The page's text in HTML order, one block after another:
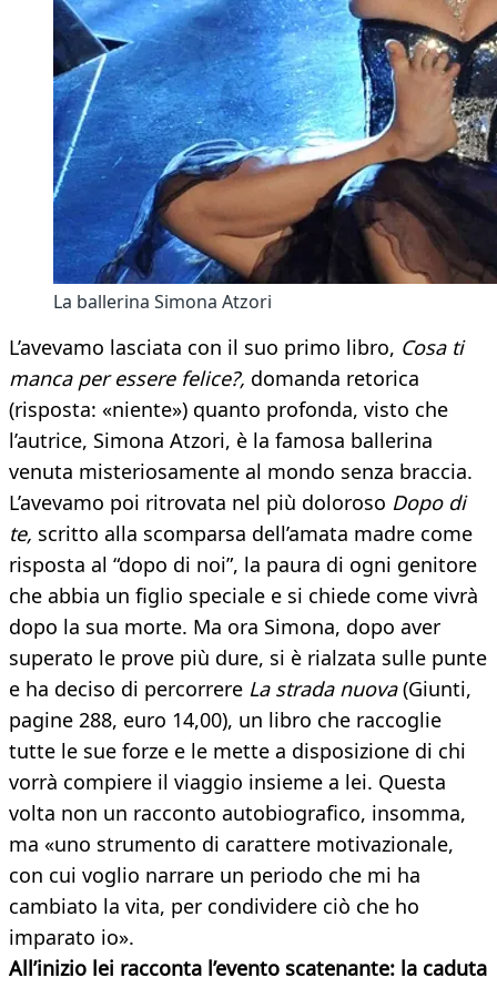
La ballerina Simona Atzori
L’avevamo lasciata con il suo primo libro, Cosa ti
manca per essere felice?, domanda retorica
(risposta: «niente») quanto profonda, visto che
l’autrice, Simona Atzori, è la famosa ballerina
venuta misteriosamente al mondo senza braccia.
L’avevamo poi ritrovata nel più doloroso Dopo di
te, scritto alla scomparsa dell’amata madre come
risposta al “dopo di noi”, la paura di ogni genitore
che abbia un figlio speciale e si chiede come vivrà
dopo la sua morte. Ma ora Simona, dopo aver
superato le prove più dure, si è rialzata sulle punte
e ha deciso di percorrere La strada nuova(Giunti,
pagine 288, euro 14,00), un libro che raccoglie
tutte le sue forze e le mette a disposizione di chi
vorrà compiere il viaggio insieme a lei. Questa
volta non un racconto autobiografico, insomma,
ma «uno strumento di carattere motivazionale,
con cui voglio narrare un periodo che mi ha
cambiato la vita, per condividere ciò che ho
imparato io».
All’inizio lei racconta l’evento scatenante: la caduta